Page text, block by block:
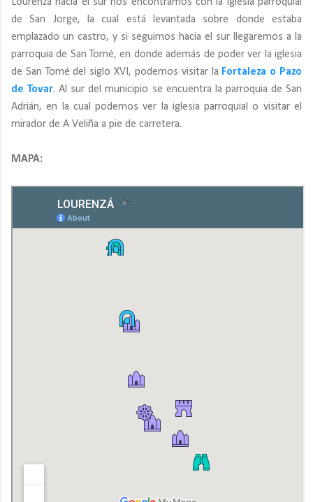
de San Jorge, la cual está levantada sobre donde estaba
emplazado un castro, y si seguimos hacia el sur llegaremos a la
parroquia de San Tomé, en donde además de poder ver la iglesia
de San Tomé del siglo XVI, podemos visitar la Fortaleza o Pazo
de Tovar. Al sur del municipio se encuentra la parroquia de San
Adrián, en la cual podemos ver la iglesia parroquial o visitar el
mirador de A Veliña a pie de carretera.
MAPA: